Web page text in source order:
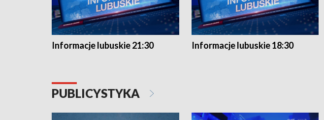
Informacje lubuskie 21:30 Informacje lubuskie 18:30
PUBLICYSTYKA